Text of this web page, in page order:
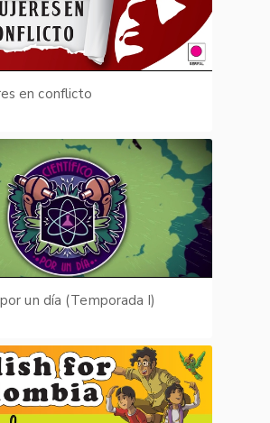
en conflicto
un día (Temporada I)